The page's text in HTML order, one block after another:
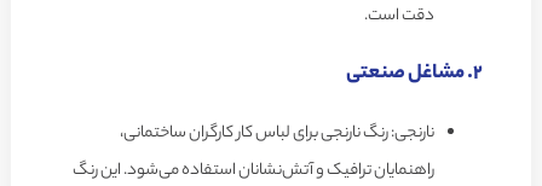
دقت است.
2. مشاغل صنعتی
نارنجی: رنگ نارنجی برای لباس کار کارگران ساختمانی،
راهنمایان ترافیک و آتش‌نشانان استفاده می‌شود. این رنگ